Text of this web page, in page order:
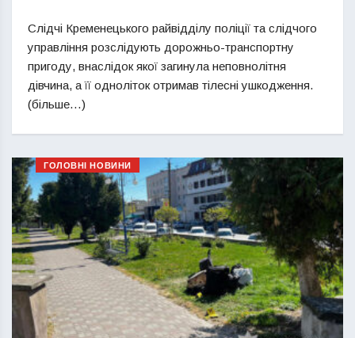
Слідчі Кременецького райвідділу поліції та слідчого
управління розслідують дорожньо-транспортну
пригоду, внаслідок якої загинула неповнолітня
дівчина, а її одноліток отримав тілесні ушкодження.
(більше…)
ГОЛОВНІ НОВИНИ